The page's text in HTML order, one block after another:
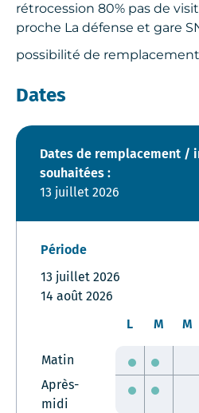
rétrocession 80% pas de
proche La défense et gare
possibilité de
Dates
Dates de remplacement /
souhaitées :
13 juillet 2026
Période
13 juillet 2026
14 août 2026
L
M M
Matin
Après-
midi